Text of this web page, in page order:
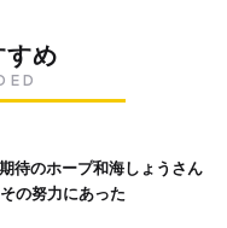
すめ
の努力にあった